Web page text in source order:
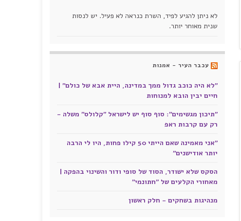
לא ניתן להגיע לפיד, השרת כנראה לא פעיל. יש לנסות
שנית מאוחר יותר.
עכבר העיר - אמנות
"לא היה כוכב גדול ממך במדינה, היית אבא של כולם" |
חיים יבין הובא למנוחות
"תיכון מגשימים": סוף סוף יש לישראל "קלולס" משלה -
רק עם קרבות ראפ
"אני מאמינה שאם הייתי 50 קילו פחות, היו לי הרבה
יותר אודישנים"
הסקס שלא ישודר, הסוד של סופי ודור והשינוי בהפקה |
מאחורי הקלעים של "חתונמי"
מנהיגות בשחקים - חלק ראשון